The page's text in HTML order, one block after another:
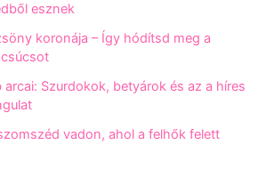
esznek
koronája – Így hódítsd meg a
Szurdokok, betyárok és az a híres
vadon, ahol a felhők felett